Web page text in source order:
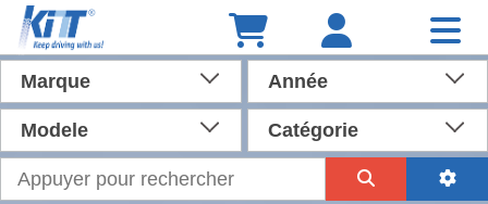
Marque Année
Modele Catégorie